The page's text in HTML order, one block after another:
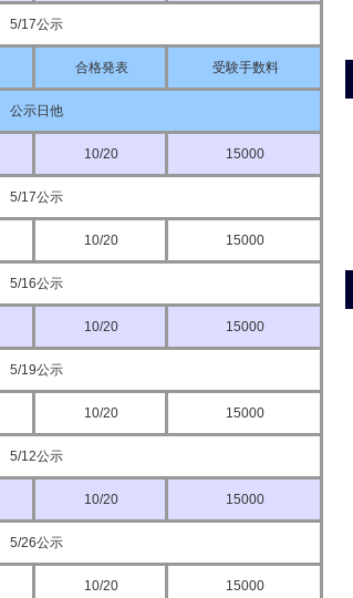
5/17公示
合格発表 受験手数料
公示日他
10/20 15000
5/17公示
10/20 15000
5/16公示
10/20 15000
5/19公示
10/20 15000
5/12公示
10/20 15000
5/26公示
10/20 15000